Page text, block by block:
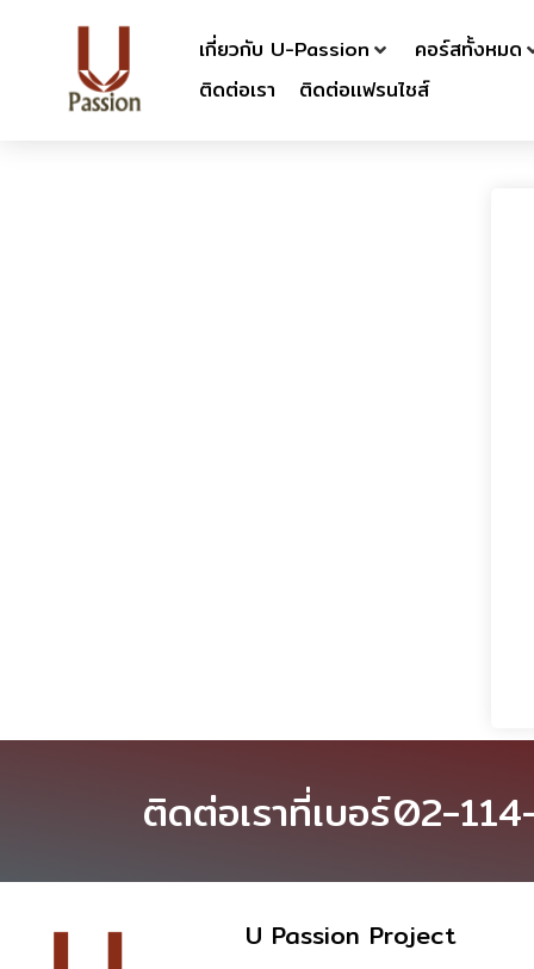
เกี่ยวกับ U-Passion
คอร์สทั้งหมด
ติดต่อเรา
ติดต่อเเฟรนไชส์
ติดต่อเราที่เบอร์02-
U Passion Project